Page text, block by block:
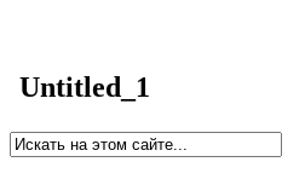
Untitled_1